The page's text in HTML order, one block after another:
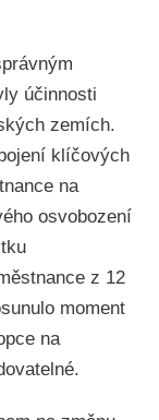
účinnosti
zemích.
klíčových
na
osvobození
z 12
moment
na